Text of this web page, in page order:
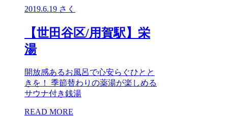
2019.6.19 さく
【世田谷区/用賀駅】栄
湯
開放感あるお風呂で心安らぐひとと
きを！ 季節替わりの薬湯が楽しめる
サウナ付き銭湯
READ MORE